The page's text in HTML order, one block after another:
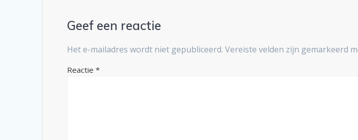
Geef een reactie
Het e-mailadres wordt niet gepubliceerd. Vereiste velden zijn gemarkeerd
Reactie*